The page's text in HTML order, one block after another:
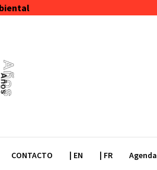
CONTACTO | EN | FR Agenda